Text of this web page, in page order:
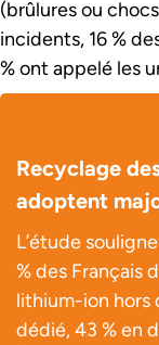
(brûlures ou
incidents, 16 %
% ont appelé les
Recyclage
adoptent
L’étude
% des Français
lithium-ion hors
dédié, 43 % en